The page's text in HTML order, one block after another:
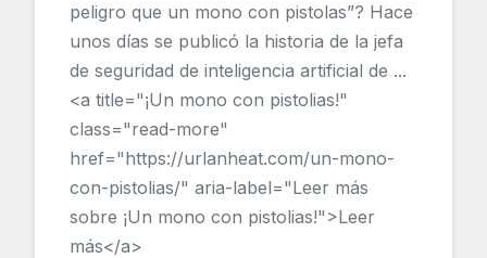
peligro que un mono con pistolas”? Hace
unos días se publicó la historia de la jefa
de seguridad de inteligencia artificial de ...
<a title="¡Un mono con pistolias!"
class="read-more"
href="https://urlanheat.com/un-mono-
con-pistolias/" aria-label="Leer más
sobre ¡Un mono con pistolias!">Leer
más</a>